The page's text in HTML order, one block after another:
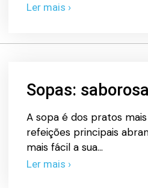
Ler mais ›
Sopas:
A sopa é dos pratos
refeições principais
mais fácil a sua…
Ler mais ›